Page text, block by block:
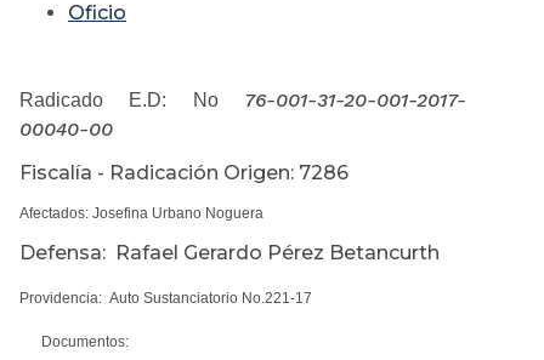
Oficio
Radicado E.D: No 76-001-31-20-001-2017-
00040-00
Fiscalía - Radicación Origen: 7286
Afectados: Josefina Urbano Noguera
Defensa: Rafael Gerardo Pérez Betancurth
Providencia: Auto Sustanciatorio No.221-17
Documentos: